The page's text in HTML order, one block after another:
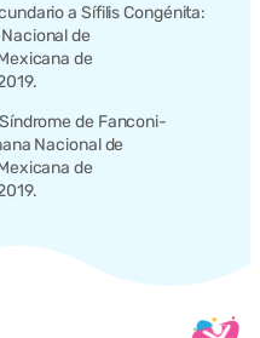
a Sífilis Congénita:
de
de
de Fanconi-
Nacional de
de